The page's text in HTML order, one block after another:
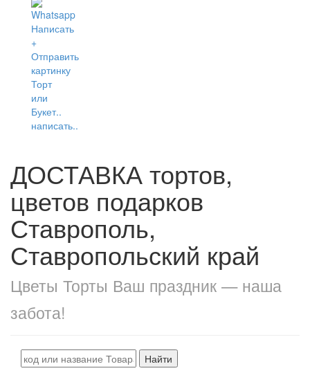
написать..
ДОСТАВКА тортов,
цветов подарков
Ставрополь,
Ставропольский край
Цветы Торты Ваш праздник — наша
забота!
Найти